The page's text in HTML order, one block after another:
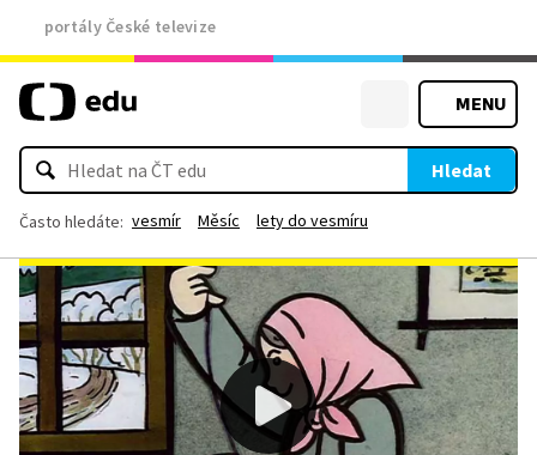
portály České televize
MENU
Hledat
Často hledáte: vesmír Měsíc lety do vesmíru